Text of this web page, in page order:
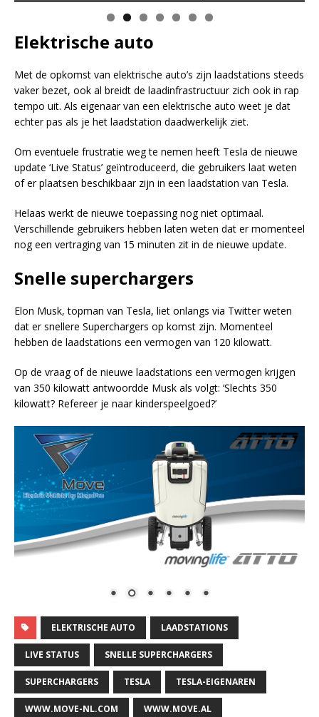
Elektrische auto
Met de opkomst van elektrische auto’s zijn laadstations steeds
vaker bezet, ook al breidt de laadinfrastructuur zich ook in rap
tempo uit. Als eigenaar van een elektrische auto weet je dat
echter pas als je het laadstation daadwerkelijk ziet.
Om eventuele frustratie weg te nemen heeft Tesla de nieuwe
update ‘Live Status’ geïntroduceerd, die gebruikers laat weten
of er plaatsen beschikbaar zijn in een laadstation van Tesla.
Helaas werkt de nieuwe toepassing nog niet optimaal.
Verschillende gebruikers hebben laten weten dat er momenteel
nog een vertraging van 15 minuten zit in de nieuwe update.
Snelle superchargers
Elon Musk, topman van Tesla, liet onlangs via Twitter weten
dat er snellere Superchargers op komst zijn. Momenteel
hebben de laadstations een vermogen van 120 kilowatt.
Op de vraag of de nieuwe laadstations een vermogen krijgen
van 350 kilowatt antwoordde Musk als volgt: ‘Slechts 350
kilowatt? Refereer je naar kinderspeelgoed?’
ELEKTRISCHE AUTO LAADSTATIONS
LIVE STATUS SNELLE SUPERCHARGERS
SUPERCHARGERS TESLA TESLA-EIGENAREN
WWW.MOVE-NL.COM WWW.MOVE.AL